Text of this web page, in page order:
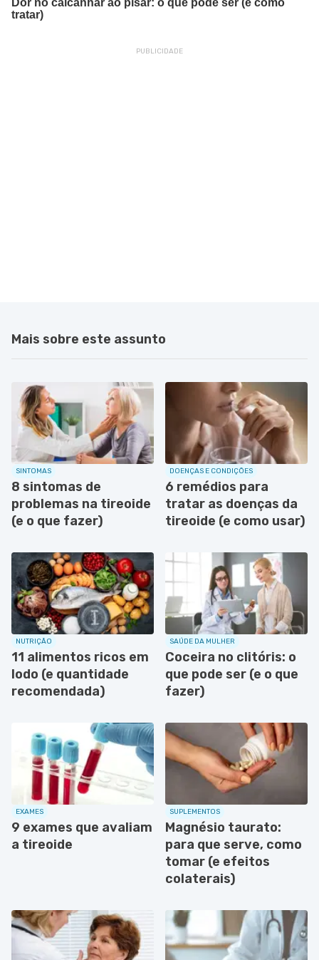
Mais sobre este assunto
SINTOMAS
8 sintomas de
problemas na tireoide
(e o que fazer)
DOENÇAS E CONDIÇÕES
6 remédios para
tratar as doenças da
tireoide (e como usar)
NUTRIÇÃO
11 alimentos ricos em
Iodo (e quantidade
recomendada)
SAÚDE DA MULHER
Coceira no clitóris: o
que pode ser (e o que
fazer)
EXAMES
9 exames que avaliam
a tireoide
SUPLEMENTOS
Magnésio taurato:
para que serve, como
tomar (e efeitos
colaterais)